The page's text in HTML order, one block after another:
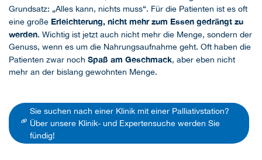
Grundsatz: „Alles kann, nichts muss“. Für die Patienten ist es oft
eine große Erleichterung, nicht mehr zum Essen gedrängt zu
werden. Wichtig ist jetzt auch nicht mehr die Menge, sondern der
Genuss, wenn es um die Nahrungsaufnahme geht. Oft haben die
Patienten zwar noch Spaß am Geschmack, aber eben nicht
mehr an der bislang gewohnten Menge.
Sie suchen nach einer Klinik mit einer Palliativstation?
Über unsere Klinik- und Expertensuche werden Sie
fündig!